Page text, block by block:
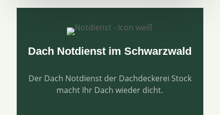
Dach Notdienst im Schwarzwald
Der Dach Notdienst der Dachdeckerei Stock
macht Ihr Dach wieder dicht.